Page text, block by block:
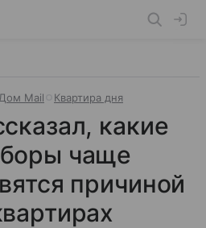
Дом Mail Квартира дня
какие
чаще
причиной